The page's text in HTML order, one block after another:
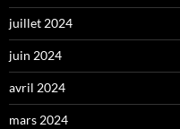
juillet 2024
juin 2024
avril 2024
mars 2024